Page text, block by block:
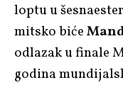
loptu u
mitsko biće
odlazak u finale
godina